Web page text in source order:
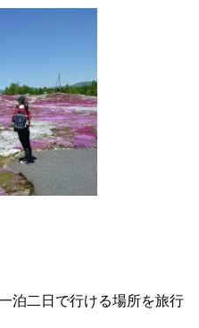
泊二日で行ける場所を旅行